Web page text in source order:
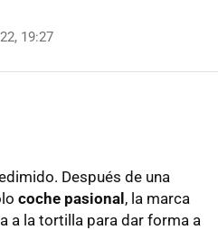
19:27
Después de una
coche pasional, la marca
a la tortilla para dar forma a